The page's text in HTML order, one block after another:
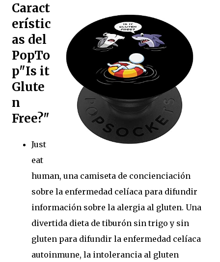
Caract
erístic
as del
PopTo
p"Is it
Glute
n
Free?"
Just
eat
human, una camiseta de concienciación
sobre la enfermedad celíaca para difundir
información sobre la alergia al gluten. Una
divertida dieta de tiburón sin trigo y sin
gluten para difundir la enfermedad celíaca
autoinmune, la intolerancia al gluten